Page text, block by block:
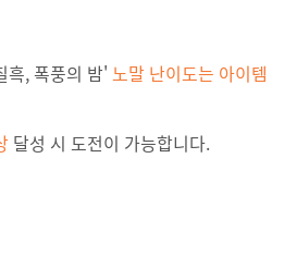
흑, 폭풍의 밤' 노말 난이도는 아이템
달성 시 도전이 가능합니다.